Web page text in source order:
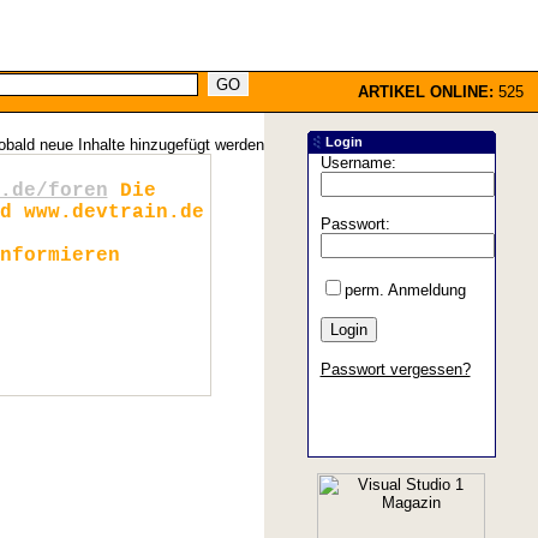
ARTIKEL ONLINE: 525
neue Inhalte hinzugefügt werden
foren Die
www.devtrain.de
Login
Username:
Passwort:
perm. Anmeldung
Passwort vergessen?